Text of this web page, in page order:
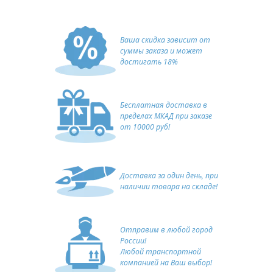
Ваша скидка зависит от
суммы заказа и может
достигать 18%
Бесплатная доставка в
пределах МКАД при заказе
от 10000 руб!
Доставка за один день, при
наличии товара на складе!
Отправим в любой город
России!
Любой транспортной
компанией на Ваш выбор!